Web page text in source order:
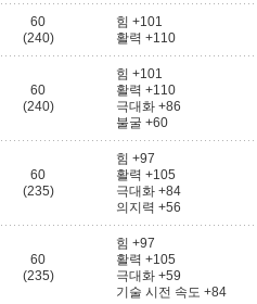
60
(240)
힘 +101
활력 +110
60
(240)
힘 +101
활력 +110
극대화 +86
불굴 +60
60
(235)
힘 +97
활력 +105
극대화 +84
의지력 +56
60
(235)
힘 +97
활력 +105
극대화 +59
기술 시전 속도 +84